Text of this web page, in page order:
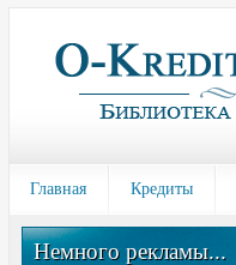
Главная Кредиты
Немного рекламы...